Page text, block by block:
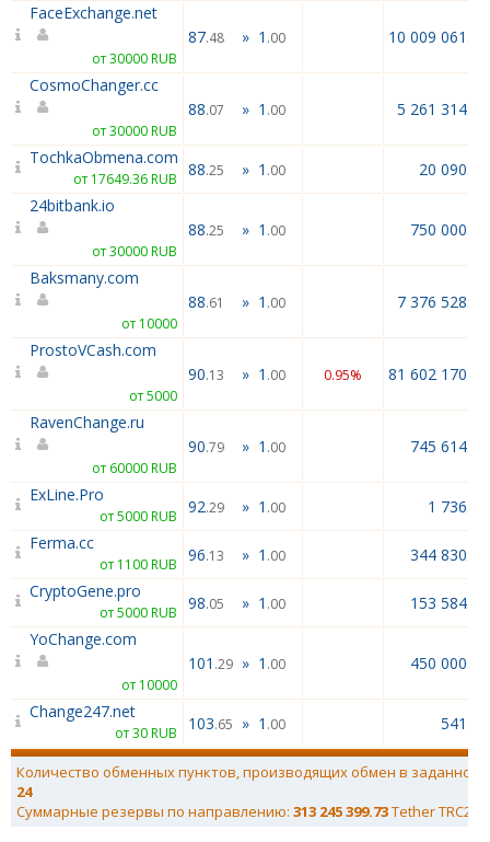
FaceExchange.net
от 30000 RUB
87.48 » 1 .00 10 009 061.84
CosmoChanger.cc
от 30000 RUB
88.07 » 1 .00 5 261 314.02
TochkaObmena.com
от 17649.36 RUB 88.25 » 1 .00
20 090.60
24bitbank.io
от 30000 RUB
88.25 » 1 .00 750 000.00
Baksmany.com
от 10000
88.61 » 1 .00 7 376 528.00
ProstoVCash.com
от 5000
90.13 » 1 .00 0.95% 81 602 170.00
RavenChange.ru
от 60000 RUB
90.79 » 1 .00 745 614.00
ExLine.Pro
от 5000 RUB 92.29 » 1 .00
1 736.43
Ferma.cc
от 1100 RUB 96.13 » 1 .00
344 830.18
CryptoGene.pro
от 5000 RUB 98.05 » 1 .00
153 584.00
YoChange.com
от 10000
101 .29 » 1 .00 450 000.00
Change247.net
от 30 RUB 103.65 » 1 .00 541.60
Количество обменных пунктов, производящих обмен в заданном
24
Суммарные резервы по направлению: 313 245 399.73Tether TRC20